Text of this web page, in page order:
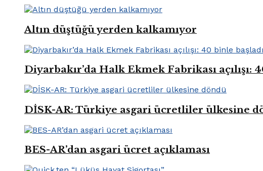
Altın düştüğü yerden kalkamıyor
Diyarbakır’da Halk Ekmek Fabrikası açılışı:
DİSK-AR: Türkiye asgari ücretliler ülkesine
BES-AR’dan asgari ücret açıklaması